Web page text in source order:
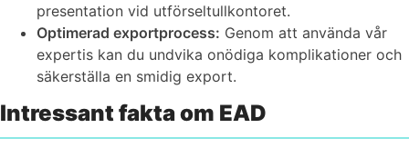
presentation vid utförseltullkontoret.
Optimerad exportprocess: Genom att använda vår
expertis kan du undvika onödiga komplikationer och
säkerställa en smidig export.​
Intressant fakta om EAD